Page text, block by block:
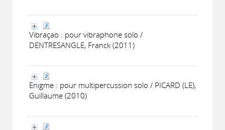
Vibraçao : pour vibraphone solo /
DENTRESANGLE, Franck (2011)
Enigme : pour multipercussion solo / PICARD (LE),
Guillaume (2010)